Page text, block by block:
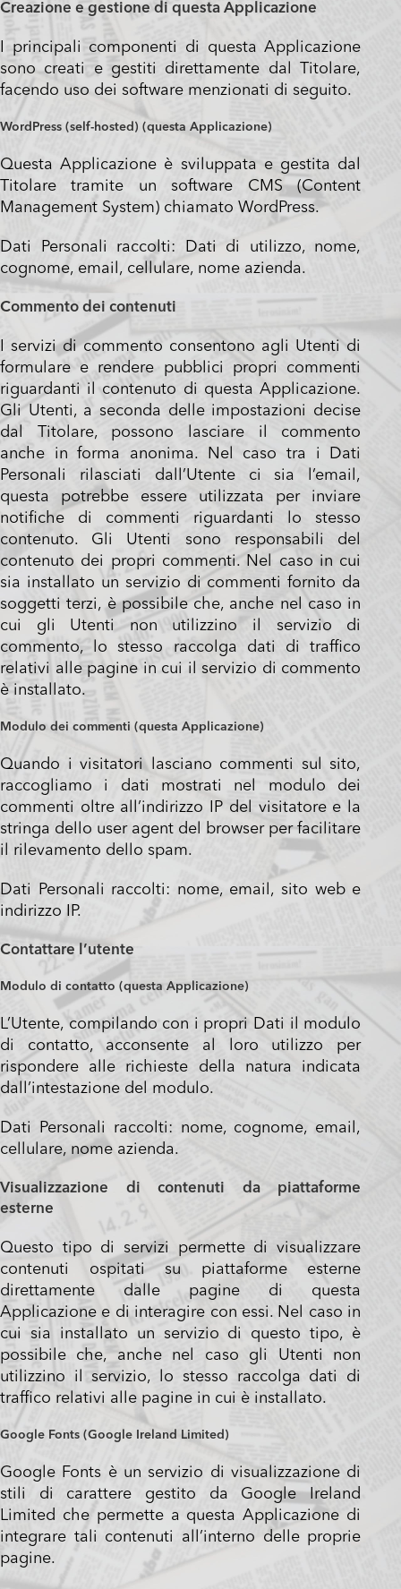
Creazione e gestione di questa Applicazione
I principali componenti di questa Applicazione
sono creati e gestiti direttamente dal Titolare,
facendo uso dei software menzionati di seguito.
WordPress (self-hosted) (questa Applicazione)
Questa Applicazione è sviluppata e gestita dal
Titolare tramite un software CMS (Content
Management System) chiamato WordPress.
Dati Personali raccolti: Dati di utilizzo, nome,
cognome, email, cellulare, nome azienda.
Commento dei contenuti
I servizi di commento consentono agli Utenti di
formulare e rendere pubblici propri commenti
riguardanti il contenuto di questa Applicazione.
Gli Utenti, a seconda delle impostazioni decise
dal Titolare, possono lasciare il commento
anche in forma anonima. Nel caso tra i Dati
Personali rilasciati dall’Utente ci sia l’email,
questa potrebbe essere utilizzata per inviare
notifiche di commenti riguardanti lo stesso
contenuto. Gli Utenti sono responsabili del
contenuto dei propri commenti. Nel caso in cui
sia installato un servizio di commenti fornito da
soggetti terzi, è possibile che, anche nel caso in
cui gli Utenti non utilizzino il servizio di
commento, lo stesso raccolga dati di traffico
relativi alle pagine in cui il servizio di commento
è installato.
Modulo dei commenti (questa Applicazione)
Quando i visitatori lasciano commenti sul sito,
raccogliamo i dati mostrati nel modulo dei
commenti oltre all’indirizzo IP del visitatore e la
stringa dello user agent del browser per facilitare
il rilevamento dello spam.
Dati Personali raccolti: nome, email, sito web e
indirizzo IP.
Contattare l’utente
Modulo di contatto (questa Applicazione)
L’Utente, compilando con i propri Dati il modulo
di contatto, acconsente al loro utilizzo per
rispondere alle richieste della natura indicata
dall’intestazione del modulo.
Dati Personali raccolti: nome, cognome, email,
cellulare, nome azienda.
Visualizzazione di contenuti da piattaforme
esterne
Questo tipo di servizi permette di visualizzare
contenuti ospitati su piattaforme esterne
direttamente dalle pagine di questa
Applicazione e di interagire con essi. Nel caso in
cui sia installato un servizio di questo tipo, è
possibile che, anche nel caso gli Utenti non
utilizzino il servizio, lo stesso raccolga dati di
traffico relativi alle pagine in cui è installato.
Google Fonts (Google Ireland Limited)
Google Fonts è un servizio di visualizzazione di
stili di carattere gestito da Google Ireland
Limited che permette a questa Applicazione di
integrare tali contenuti all’interno delle proprie
pagine.